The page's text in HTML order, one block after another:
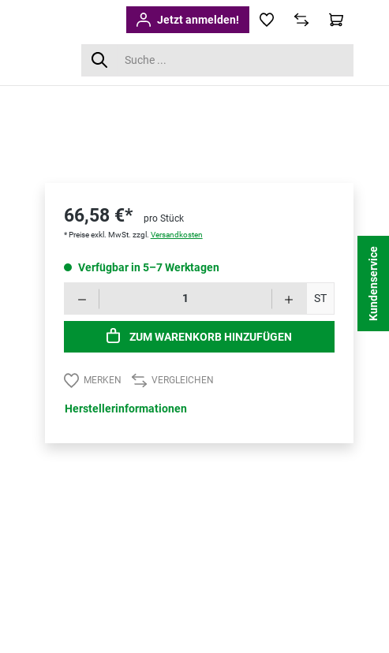
Jetzt anmelden!
66,58 €* pro Stück
* Preise exkl. MwSt. zzgl. Versandkosten
Verfügbar in 5–7 Werktagen
ST
ZUM WARENKORB HINZUFÜGEN
MERKEN VERGLEICHEN
Herstellerinformationen
Kundenservice